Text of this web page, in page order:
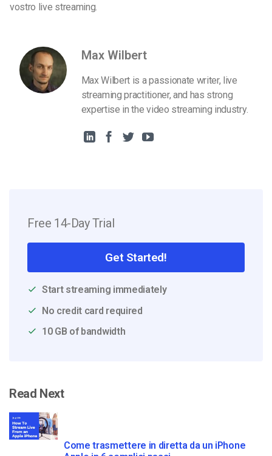
vostro live streaming.
Max Wilbert
Max Wilbert is a passionate writer, live
streaming practitioner, and has strong
expertise in the video streaming industry.
Free 14-Day Trial
Get Started!
Start streaming immediately
No credit card required
10 GB of bandwidth
Read Next
Come trasmettere in diretta da un iPhone